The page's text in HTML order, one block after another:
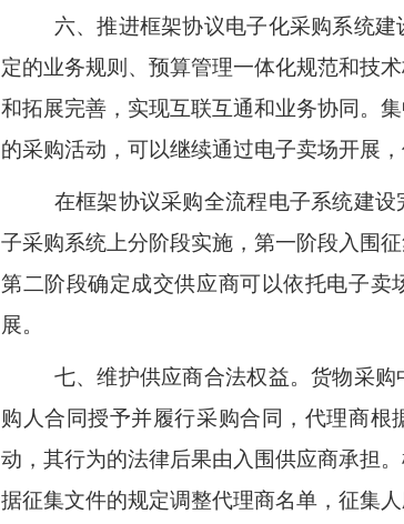
六、推进框架协议电子化采购系统建
定的业务规则 、 预算管理一体化规范和技术
和拓展完善 ，实现互联互通和业务协同。
的采购活动，可以继续通过电子卖场开展
在框架协议采购全流程电子系统建
子采购系统上分阶段实施，第一阶段入围
第二阶段确定成交供应商可以依托电子
展。
七、维护供应商合法权益。货物采购
购人合同授予并履行采购合同，代理商
动，其行为的法律后果由入围供应商承担
据征集文件的规定调整代理商名单，征集